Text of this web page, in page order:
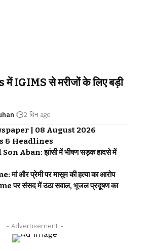
IGIMS से मरीजों के लिए बड़ी
2 दिन ago
| 08 August 2026
& Headlines
Aban: झांसी में भीषण सड़क हादसे में
और प्रेमी पर मासूम की हत्या का आरोप
पर संसद में उठा सवाल, भूजल प्रदूषण का
- Advertisement -